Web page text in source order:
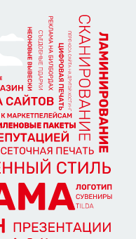
бюджет,
бизнеса или
производится
проекта,
пластика и
подготовки к
пленки. Такая
сокращает
без снижения